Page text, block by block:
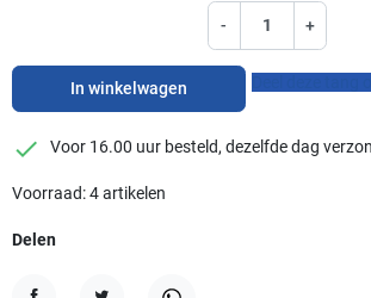
- +
In winkelwagen
checkmark
Voor 16.00 uur besteld, dezelfde dag
Voorraad: 4 artikelen
Delen